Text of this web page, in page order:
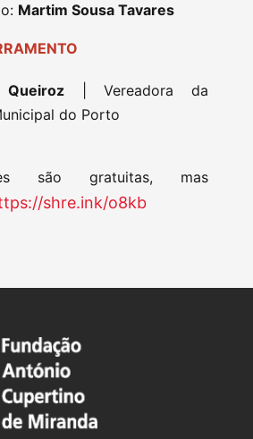
Martim Sousa Tavares
| Vereadora da
do Porto
são gratuitas, mas
shre.ink/o8kb